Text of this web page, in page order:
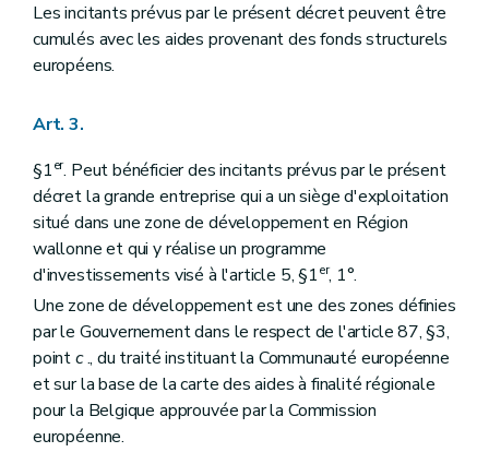
Les incitants prévus par le présent décret peuvent être
cumulés avec les aides provenant des fonds structurels
européens.
Art. 3.
§1er. Peut bénéficier des incitants prévus par le présent
décret la grande entreprise qui a un siège d'exploitation
situé dans une zone de développement en Région
wallonne et qui y réalise un programme
d'investissements visé à l'article 5, §1er, 1°.
Une zone de développement est une des zones définies
par le Gouvernement dans le respect de l'article 87, §3,
pointc., du traité instituant la Communauté européenne
et sur la base de la carte des aides à finalité régionale
pour la Belgique approuvée par la Commission
européenne.